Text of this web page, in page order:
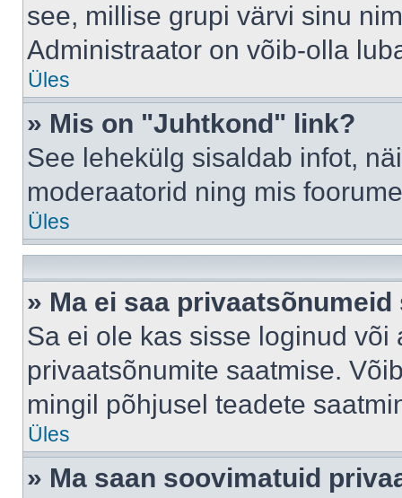
see, millise grupi värvi sinu
Administraator on võib-olla
Üles
» Mis on "Juhtkond" link?
See lehekülg sisaldab infot,
moderaatorid ning mis
Üles
» Ma ei saa privaatsõnumeid
Sa ei ole kas sisse loginud
privaatsõnumite saatmise.
mingil põhjusel teadete
Üles
» Ma saan soovimatuid